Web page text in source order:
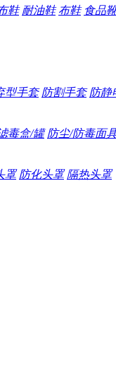
鞋 耐油鞋 布鞋 食品
型手套 防割手套 防静
毒盒/罐 防尘/防毒面
罩 防化头罩 隔热头罩